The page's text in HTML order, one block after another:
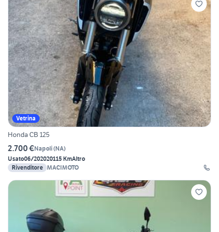
Vetrina
Honda CB 125
2.700 €Napoli(NA)
Usato06/202020115 KmAltro
Rivenditore MACIMOTO